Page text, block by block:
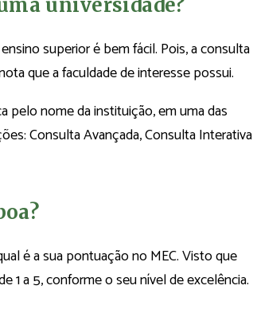
universidade?
superior é bem fácil. Pois, a consulta
que a faculdade de interesse possui.
pelo nome da instituição, em uma das
Consulta Avançada, Consulta Interativa
é a sua pontuação no MEC. Visto que
1 a 5, conforme o seu nível de excelência.